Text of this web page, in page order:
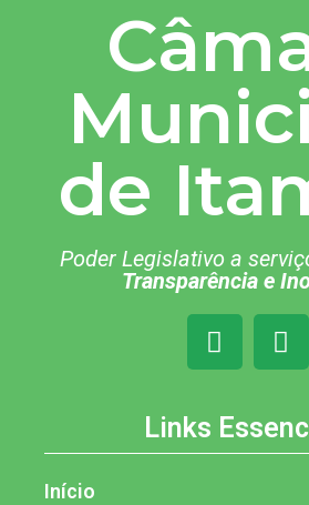
de
Poder Legislativo a
Transparência e
Links
Início